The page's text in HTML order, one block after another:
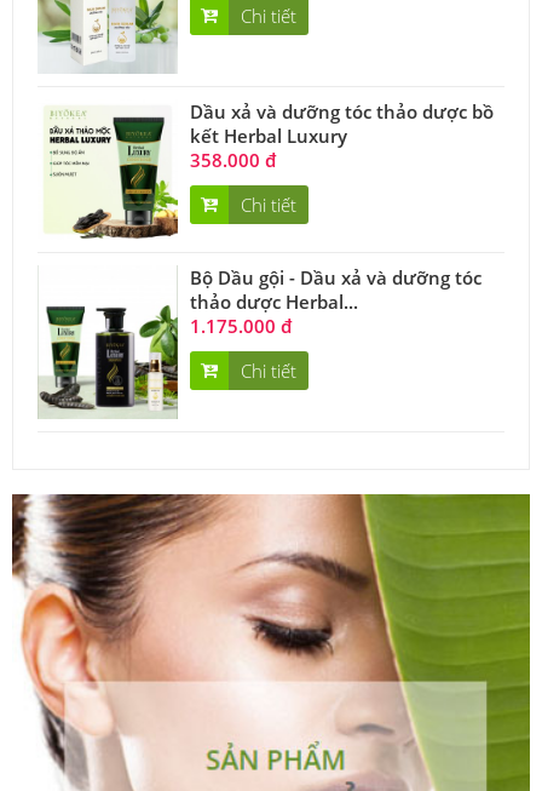
Chi tiết
Dầu xả và dưỡng tóc thảo dược bồ
kết Herbal Luxury
358.000 đ
Chi tiết
Bộ Dầu gội - Dầu xả và dưỡng tóc
thảo dược Herbal...
1.175.000 đ
Chi tiết